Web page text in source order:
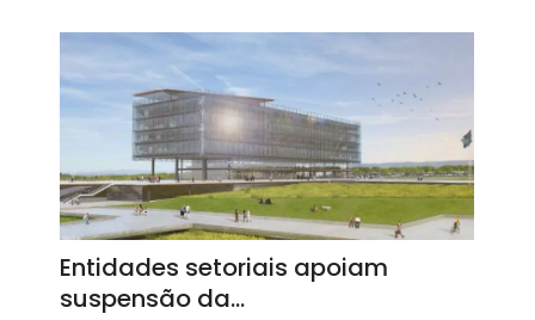
Entidades setoriais apoiam
suspensão da…